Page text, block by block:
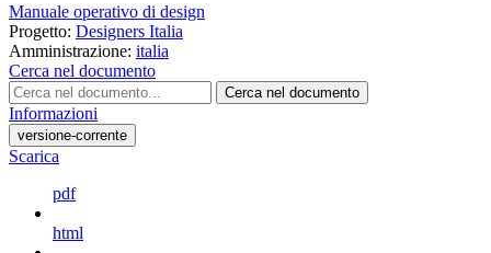
Manuale operativo di design
Progetto: Designers Italia
Amministrazione: italia
Cerca nel documento
Cerca nel documento
Informazioni
versione-corrente
Scarica
pdf
html